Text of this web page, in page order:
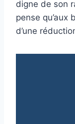
digne de son
pense qu’aux
d’une